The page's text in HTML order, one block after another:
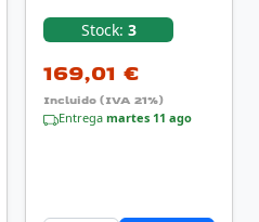
280DBSPNE/ Negro
Stock: 3
169,01 €
Incluido (IVA 21%)
Entrega martes 11 ago